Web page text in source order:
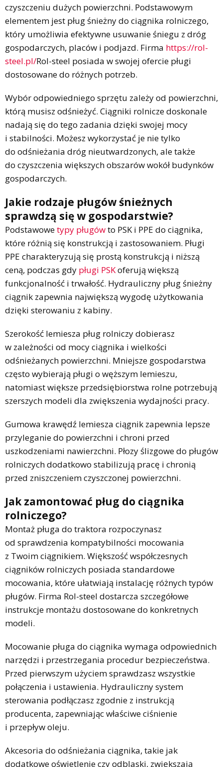
czyszczeniu dużych powierzchni. Podstawowym
elementem jest pług śnieżny do ciągnika rolniczego,
który umożliwia efektywne usuwanie śniegu z dróg
gospodarczych, placów i podjazd. Firma https://rol-
steel.pl/Rol-steel posiada w swojej ofercie pługi
dostosowane do różnych potrzeb.
Wybór odpowiedniego sprzętu zależy od powierzchni,
którą musisz odśnieżyć. Ciągniki rolnicze doskonale
nadają się do tego zadania dzięki swojej mocy
i stabilności. Możesz wykorzystać je nie tylko
do odśnieżania dróg nieutwardzonych, ale także
do czyszczenia większych obszarów wokół budynków
gospodarczych.
Jakie rodzaje pługów śnieżnych
sprawdzą się w gospodarstwie?
Podstawowetypy pługówto PSK i PPE do ciągnika,
które różnią się konstrukcją i zastosowaniem. Pługi
PPE charakteryzują się prostą konstrukcją i niższą
ceną, podczas gdy pługi PSKoferują większą
funkcjonalność i trwałość. Hydrauliczny pług śnieżny
ciągnik zapewnia największą wygodę użytkowania
dzięki sterowaniu z kabiny.
Szerokość lemiesza pług rolniczy dobierasz
w zależności od mocy ciągnika i wielkości
odśnieżanych powierzchni. Mniejsze gospodarstwa
często wybierają pługi o węższym lemieszu,
natomiast większe przedsiębiorstwa rolne potrzebują
szerszych modeli dla zwiększenia wydajności pracy.
Gumowa krawędź lemiesza ciągnik zapewnia lepsze
przyleganie do powierzchni i chroni przed
uszkodzeniami nawierzchni. Płozy ślizgowe do pługów
rolniczych dodatkowo stabilizują pracę i chronią
przed zniszczeniem czyszczonej powierzchni.
Jak zamontować pług do ciągnika
rolniczego?
Montaż pługa do traktora rozpoczynasz
od sprawdzenia kompatybilności mocowania
z Twoim ciągnikiem. Większość współczesnych
ciągników rolniczych posiada standardowe
mocowania, które ułatwiają instalację różnych typów
pługów. Firma Rol-steel dostarcza szczegółowe
instrukcje montażu dostosowane do konkretnych
modeli.
Mocowanie pługa do ciągnika wymaga odpowiednich
narzędzi i przestrzegania procedur bezpieczeństwa.
Przed pierwszym użyciem sprawdzasz wszystkie
połączenia i ustawienia. Hydrauliczny system
sterowania podłączasz zgodnie z instrukcją
producenta, zapewniając właściwe ciśnienie
i przepływ oleju.
Akcesoria do odśnieżania ciągnika, takie jak
dodatkowe oświetlenie czy odblaski, zwiększają